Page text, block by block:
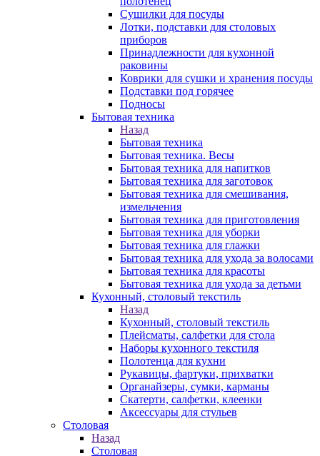
Сушилки для посуды
Лотки, подставки для столовых
приборов
Принадлежности для кухонной
раковины
Коврики для сушки и хранения посуды
Подставки под горячее
Подносы
Бытовая техника
Назад
Бытовая техника
Бытовая техника. Весы
Бытовая техника для напитков
Бытовая техника для заготовок
Бытовая техника для смешивания,
измельчения
Бытовая техника для приготовления
Бытовая техника для уборки
Бытовая техника для глажки
Бытовая техника для ухода за волосами
Бытовая техника для красоты
Бытовая техника для ухода за детьми
Кухонный, столовый текстиль
Назад
Кухонный, столовый текстиль
Плейсматы, салфетки для стола
Наборы кухонного текстиля
Полотенца для кухни
Рукавицы, фартуки, прихватки
Органайзеры, сумки, карманы
Скатерти, салфетки, клеенки
Аксессуары для стульев
Столовая
Назад
Столовая